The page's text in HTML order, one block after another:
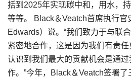
括到2025年实现碳中和，用水，
等等。 Black＆Veatch首席执行官
Edwards）说。“我们致力于与联
紧密地合作，这是因为我们有责
认识到我们最大的贡献机会是通
作。”今年，Black＆Veatch签署